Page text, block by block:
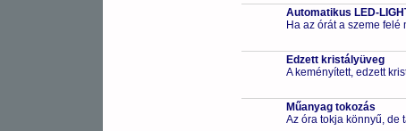
Automatikus LED-
Ha az órát a szeme
Edzett kristályüveg
A keményített, edzett
Műanyag tokozás
Az óra tokja könnyű, de